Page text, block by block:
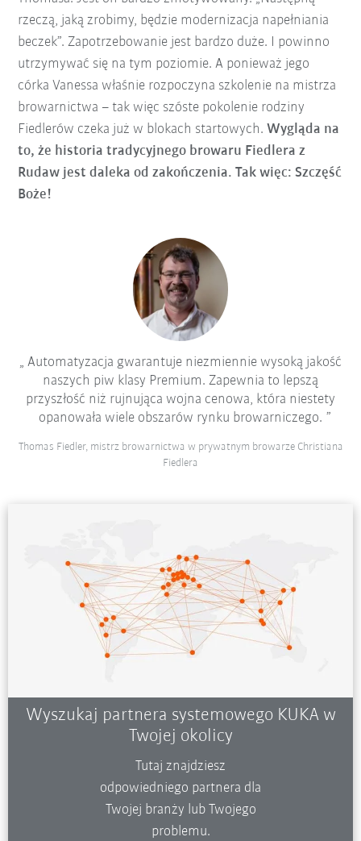
rzeczą, jaką zrobimy, będzie modernizacja napełniania
beczek”. Zapotrzebowanie jest bardzo duże. I powinno
utrzymywać się na tym poziomie. A ponieważ jego
córka Vanessa właśnie rozpoczyna szkolenie na mistrza
browarnictwa – tak więc szóste pokolenie rodziny
Fiedlerów czeka już w blokach startowych. Wygląda na
to, że historia tradycyjnego browaru Fiedlera z
Rudaw jest daleka od zakończenia. Tak więc: Szczęść
Boże!
Automatyzacja gwarantuje niezmiennie wysoką jakość
naszych piw klasy Premium. Zapewnia to lepszą
przyszłość niż rujnująca wojna cenowa, która niestety
opanowała wiele obszarów rynku browarniczego.
Thomas Fiedler, mistrz browarnictwa w prywatnym browarze Christiana
Fiedlera
Wyszukaj partnera systemowego KUKA w
Twojej okolicy
Tutaj znajdziesz
odpowiedniego partnera dla
Twojej branży lub Twojego
problemu.